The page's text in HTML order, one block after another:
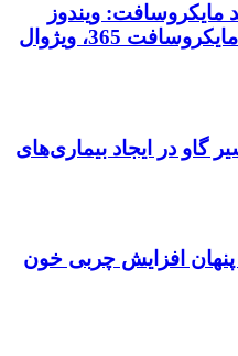
ویندوز
سرور 2025، ویندوز 11، مایکروسافت 365، ویژوال
گاو در ایجاد بیماری‌های
افزایش چربی خون